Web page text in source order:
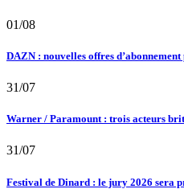
01/08
DAZN : nouvelles offres
31/07
Warner / Paramount : trois acteurs
31/07
Festival de Dinard : le jury 2026 sera